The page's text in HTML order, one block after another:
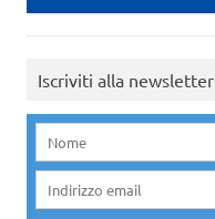
Iscriviti alla newsletter